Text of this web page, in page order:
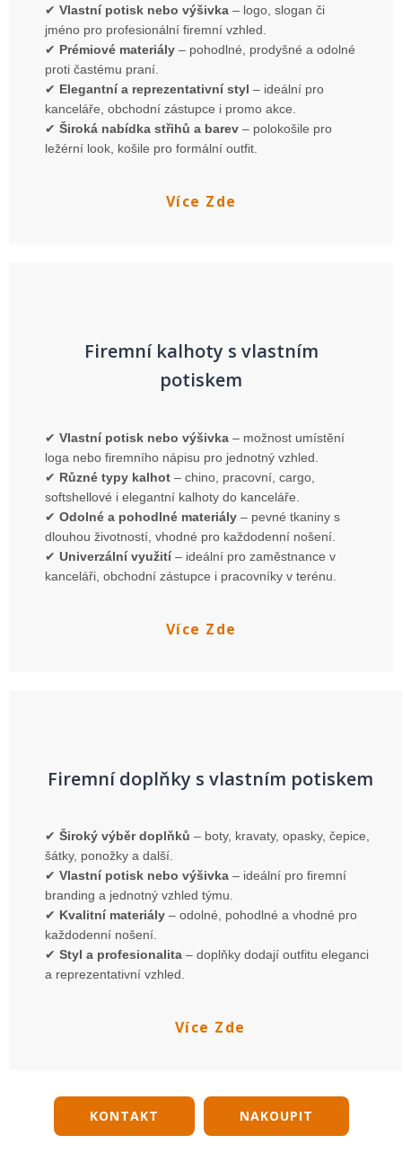
✔ Vlastní potisk nebo výšivka – logo, slogan či
jméno pro profesionální firemní vzhled.
✔ Prémiové materiály – pohodlné, prodyšné a odolné
proti častému praní.
✔ Elegantní a reprezentativní styl – ideální pro
kanceláře, obchodní zástupce i promo akce.
✔ Široká nabídka střihů a barev – polokošile pro
ležérní look, košile pro formální outfit.
Více Zde
Firemní kalhoty s vlastním
potiskem
✔ Vlastní potisk nebo výšivka – možnost umístění
loga nebo firemního nápisu pro jednotný vzhled.
✔ Různé typy kalhot – chino, pracovní, cargo,
softshellové i elegantní kalhoty do kanceláře.
✔ Odolné a pohodlné materiály – pevné tkaniny s
dlouhou životností, vhodné pro každodenní nošení.
✔ Univerzální využití– ideální pro zaměstnance v
kanceláři, obchodní zástupce i pracovníky v terénu.
Více Zde
Firemní doplňky s vlastním potiskem
✔ Široký výběr doplňků – boty, kravaty, opasky, čepice,
šátky, ponožky a další.
✔ Vlastní potisk nebo výšivka – ideální pro firemní
branding a jednotný vzhled týmu.
✔ Kvalitní materiály – odolné, pohodlné a vhodné pro
každodenní nošení.
✔ Styl a profesionalita – doplňky dodají outfitu eleganci
a reprezentativní vzhled.
Více Zde
KONTAKT NAKOUPIT